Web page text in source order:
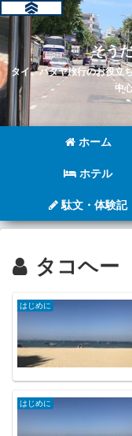
そう
タイ、パタヤ旅行のお役立
中
ホーム
ホテル
駄文・体験記
タコヘー
はじめに
はじめに